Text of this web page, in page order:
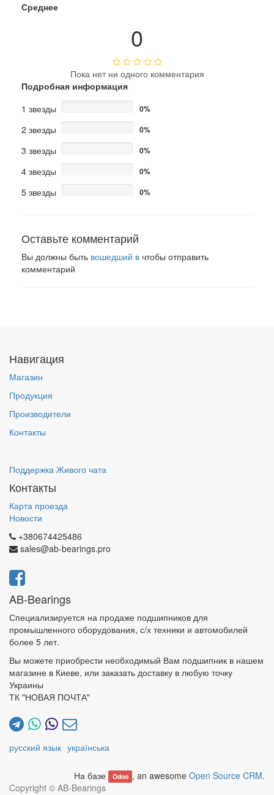
Среднее
0
Пока нет ни одного комментария
Подробная информация
1 звезды
0%
2 звезды 0%
3 звезды 0%
4 звезды 0%
5 звезды 0%
Оставьте комментарий
Вы должны быть вошедший в чтобы отправить
комментарий
Навигация
Магазин
Продукция
Производители
Контакты
Поддержка Живого чата
Контакты
Карта проезда
Новости
+380674425486
sales@ab-bearings.pro
AB-Bearings
Специализируется на продаже подшипников для
промышленного оборудования, с/х техники и автомобилей
более 5 лет.
Вы можете приобрести необходимый Вам подшипник в нашем
магазине в Киеве, или заказать доставку в любую точку
Украины
ТК "НОВАЯ ПОЧТА"
русский язык українська
На базе Odoo , an awesome Open Source CRM.
Copyright © AB-Bearings